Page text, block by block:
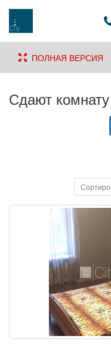
ПОЛНАЯ ВЕРСИЯ
Сдают